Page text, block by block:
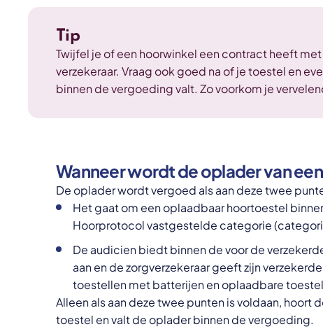
Tip
Twijfel je of een hoorwinkel een contract heeft
verzekeraar. Vraag ook goed na of je toestel en
binnen de vergoeding valt. Zo voorkom je
Wanneer wordt de oplader van
De oplader wordt vergoed als aan deze twee
Het gaat om een oplaadbaar hoortoestel
Hoorprotocol vastgestelde categorie
De audicien biedt binnen de voor de
aan en de zorgverzekeraar geeft zijn
toestellen met batterijen en oplaadbare
Alleen als aan deze twee punten is voldaan, hoort
toestel en valt de oplader binnen de vergoeding.